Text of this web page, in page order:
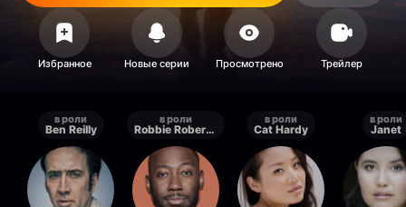
в роли
Ben Reilly
в роли
Robbie Robertson
в роли
Cat Hardy
в роли
Janet